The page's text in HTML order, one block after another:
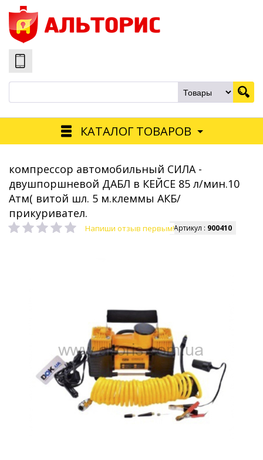
КАТАЛОГ ТОВАРОВ
компрессор автомобильный СИЛА -
двушпоршневой ДАБЛ в КЕЙСЕ 85 л/мин.10
Атм( витой шл. 5 м.клеммы АКБ/
прикуривател.
Напиши отзыв первым!Артикул : 900410